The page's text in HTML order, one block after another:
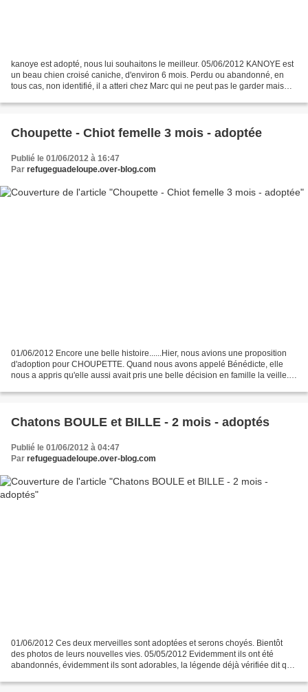
kanoye est adopté, nous lui souhaitons le meilleur. 05/06/2012 KANOYE est
un beau chien croisé caniche, d'environ 6 mois. Perdu ou abandonné, en
tous cas, non identifié, il a atteri chez Marc qui ne peut pas le garder mais
Choupette - Chiot femelle 3 mois - adoptée
Publié le 01/06/2012 à 16:47
Par refugeguadeloupe.over-blog.com
01/06/2012 Encore une belle histoire......Hier, nous avions une proposition
d'adoption pour CHOUPETTE. Quand nous avons appelé Bénédicte, elle
nous a appris qu'elle aussi avait pris une belle décision en famille la veille.
Chatons BOULE et BILLE - 2 mois - adoptés
Publié le 01/06/2012 à 04:47
Par refugeguadeloupe.over-blog.com
01/06/2012 Ces deux merveilles sont adoptées et serons choyés. Bientôt
des photos de leurs nouvelles vies. 05/05/2012 Evidemment ils ont été
abandonnés, évidemment ils sont adorables, la légende déjà vérifiée dit que